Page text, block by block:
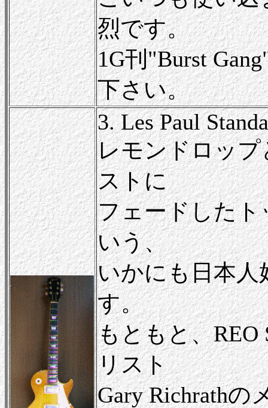
烈です。
1G刊"Burst
下さい。
3. Les Paul
レモンドロッ
ストに
フェードした
いう、
いかにも日本人
す。
もともと、REO
リスト
Gary Richrathの